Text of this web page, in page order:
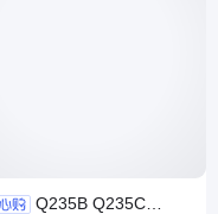
Q235B Q235C